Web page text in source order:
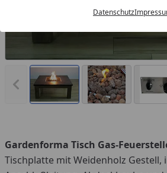
Datenschutz
Vorheriges Bild anzeigen
Gardenforma Tisch Gas-
Tischplatte mit Weidenholz Gestell,